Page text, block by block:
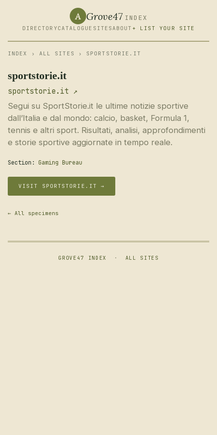
A Grove47 INDEX
DIRECTORY CATALOGUE SITESABOUT + LIST YOUR SITE
INDEX › ALL SITES › SPORTSTORIE.IT
sportstorie.it
sportstorie.it ↗
Segui su SportStorie.it le ultime notizie sportive
dall’Italia e dal mondo: calcio, basket, Formula 1,
tennis e altri sport. Risultati, analisi, approfondimenti
e storie sportive aggiornate in tempo reale.
Section: Gaming Bureau
VISIT SPORTSTORIE.IT →
← All specimens
GROVE47 INDEX · ALL SITES